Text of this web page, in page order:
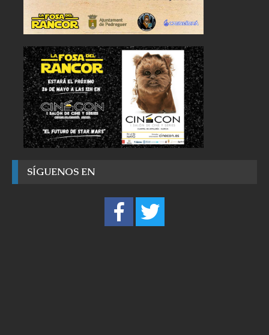
SÍGUENOS EN